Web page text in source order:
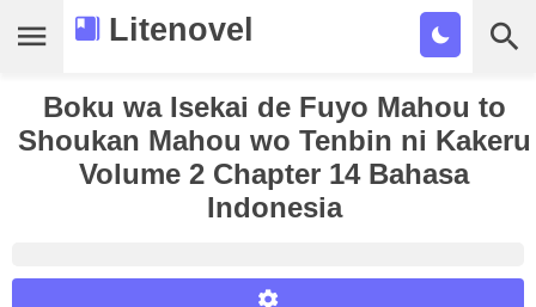
Litenovel
Daftar Novel
Tamat
Boku wa Isekai de Fuyo Mahou to
Shoukan Mahou wo Tenbin ni Kakeru
Volume 2 Chapter 14 Bahasa
Indonesia